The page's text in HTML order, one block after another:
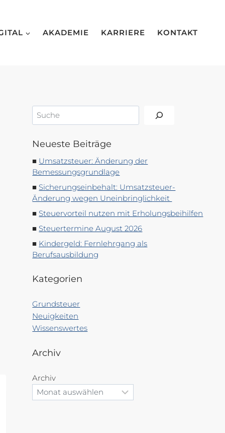
AKADEMIE KARRIERE KONTAKT
Suchen
Neueste Beiträge
Umsatzsteuer: Änderung der
Bemessungsgrundlage
Sicherungseinbehalt: Umsatzsteuer-
Änderung wegen Uneinbringlichkeit
Steuervorteil nutzen mit Erholungsbeihilfen
Steuertermine August 2026
Kindergeld: Fernlehrgang als
Berufsausbildung
Kategorien
Grundsteuer
Neuigkeiten
Wissenswertes
Archiv
Archiv